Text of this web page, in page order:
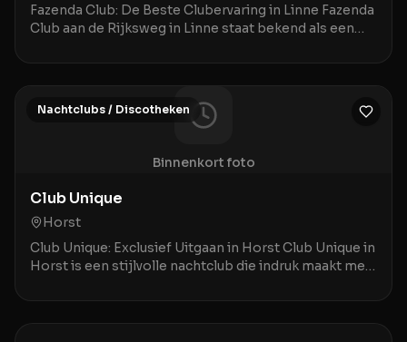
Fazenda Club: De Beste Clubervaring in Linne Fazenda
Club aan de Rijksweg in Linne staat bekend als een
Binnenkort foto
Nachtclubs / Discotheken
Club Unique
Horst
Club Unique: Exclusief Uitgaan in Horst Club Unique in
Horst is een stijlvolle nachtclub die indruk maakt met